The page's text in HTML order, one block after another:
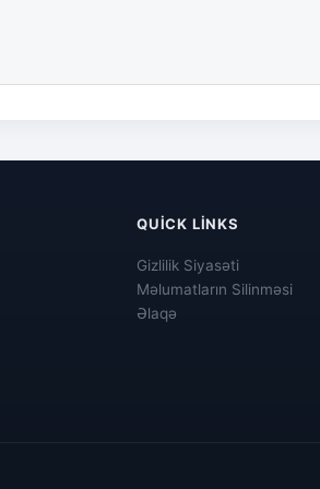
QUICK LINKS
Gizlilik Siyasəti
Məlumatların Silinməsi
Əlaqə